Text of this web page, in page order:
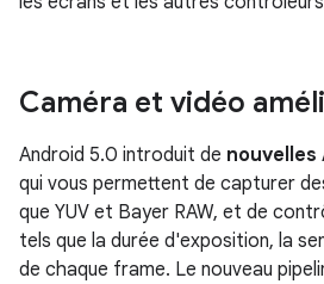
Caméra et vidéo
Android 5.0 introduit de nouvelles
qui vous permettent de capturer
que YUV et Bayer RAW, et de
tels que la durée d'exposition, la
de chaque frame. Le nouveau